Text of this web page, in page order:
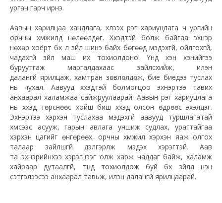
урган гарч ирнэ.
Аавын харилцаа хандлага, хүлээх үүрэг хариуцлага ч ургийн
орчны хүмүүжилд нөлөөлдөг. Хүүхэдтэй болж байгаа эхнэр
нөхөр хоёрт бүх л зүйл шинэ байх бөгөөд мэдэхгүй, ойлгохгүй,
чадахгүй зүйл маш их тохиолдоно. Үүнд хэн хэнийгээ
буруутгаж маргалдахаас зайлсхийж, илэн
далангүй ярилцаж, хамтран зөвлөлдөж, бие биедээ туслах
нь чухал. Аавууд хүүхэдтэй болмогцоо эхнэртээ тавих
анхаарал халамжаа сайжруулаарай. Аавын үүрэг хариуцлага
нь хүүхэд төрснөөс хойш биш хүүхэд олсон өдрөөс эхэлдэг.
Эхнэртээ хэрхэн туслахаа мэдэхгүй аавууд туршлагатай
хүмүүсээс асууж, гарын авлага уншиж судлах, урагтайгаа
хэрхэн цагийг өнгөрөөх, орчны хүмүүжил хэрхэн яаж олгох
талаар зайлшгүй дэлгэрүүлж мэдэх хэрэгтэй. Аав
та эхнэрийнхээ хэрэгцээг олж харж чаддаг байж, халамж
хайраар дутаалгүй, түүнд тохиолдож буй бүх зүйлд үнэн
сэтгэлээсээ анхаарал тавьж, илэн далангүй ярилцаарай.